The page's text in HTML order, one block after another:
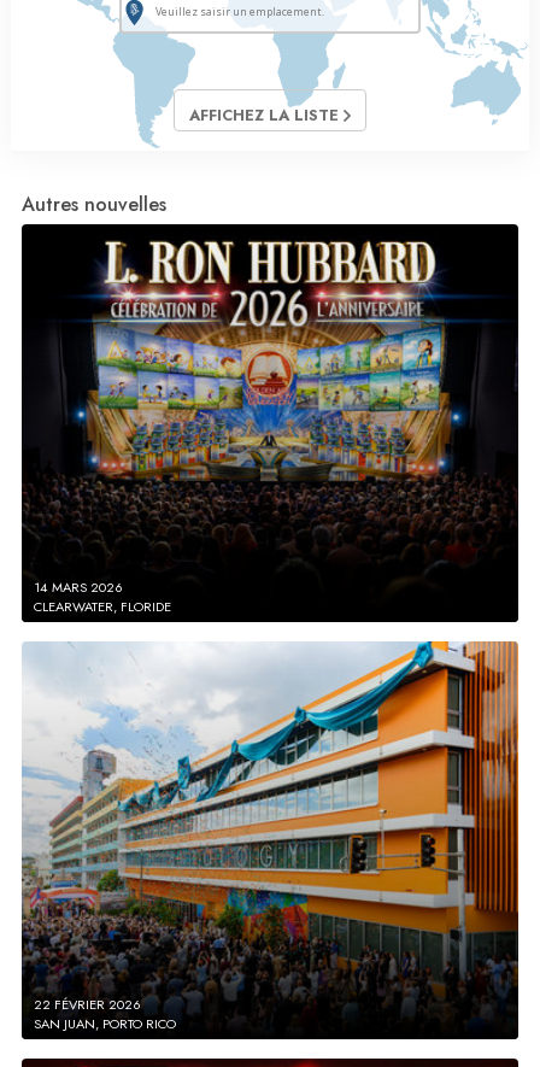
AFFICHEZ LA LISTE
Autres nouvelles
14 MARS 2026
CLEARWATER, FLORIDE
22 FÉVRIER 2026
SAN JUAN, PORTO RICO